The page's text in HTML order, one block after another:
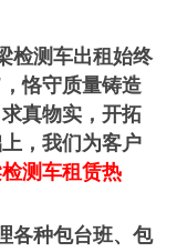
检测车出租始终
恪守质量铸造
真物实，开拓
，我们为客户
测车租赁热
各种包台班、包